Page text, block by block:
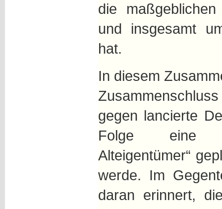
die
und insgesamt
hat.
In diesem
gegen lancierte
Folge eine
Alteigentümer“
werde. Im
daran erinnert,